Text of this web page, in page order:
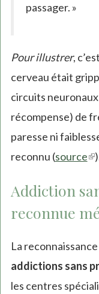
passager. »
Pour illustrer,
cerveau était
circuits
récompense) de
paresse ni
reconnu (source
Addiction
reconnue
La
addictions sans
les centres